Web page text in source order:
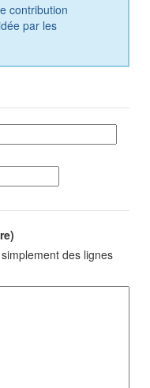
contribution
par les
des lignes